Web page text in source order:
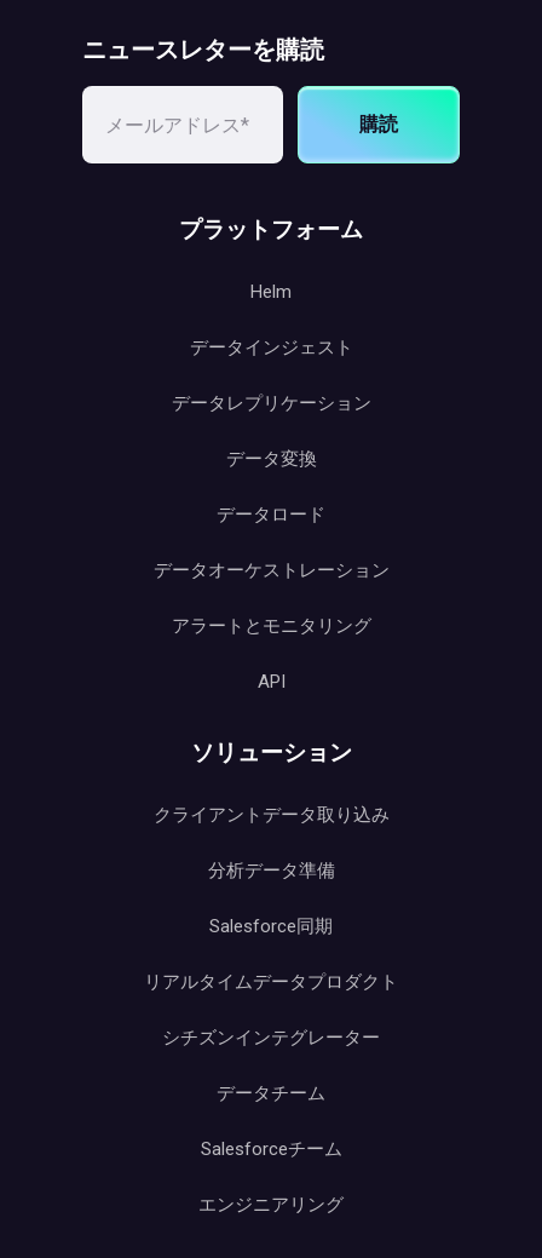
ニュースレターを購読
購読
プラットフォーム
Helm
データインジェスト
データレプリケーション
データ変換
データロード
データオーケストレーション
アラートとモニタリング
API
ソリューション
クライアントデータ取り込み
分析データ準備
Salesforce同期
リアルタイムデータプロダクト
シチズンインテグレーター
データチーム
Salesforceチーム
エンジニアリング